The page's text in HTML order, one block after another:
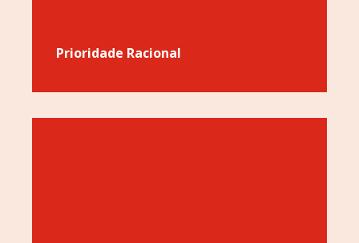
Prioridade Racional